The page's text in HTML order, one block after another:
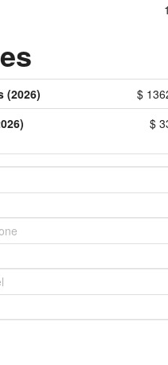
(2026)
$
$